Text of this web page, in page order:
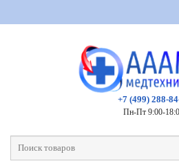
+7 (499) 288-
Пн-Пт 9:00-